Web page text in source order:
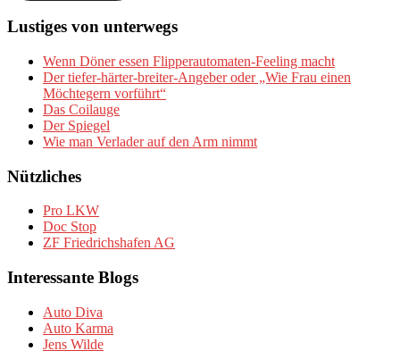
Lustiges von unterwegs
Wenn Döner essen Flipperautomaten-Feeling macht
Der tiefer-härter-breiter-Angeber oder „Wie Frau einen
Möchtegern vorführt“
Das Coilauge
Der Spiegel
Wie man Verlader auf den Arm nimmt
Nützliches
Pro LKW
Doc Stop
ZF Friedrichshafen AG
Interessante Blogs
Auto Diva
Auto Karma
Jens Wilde